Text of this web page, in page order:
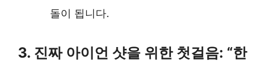
돌이 됩니다.
3. 진짜 아이언 샷을 위한 첫걸음: “한